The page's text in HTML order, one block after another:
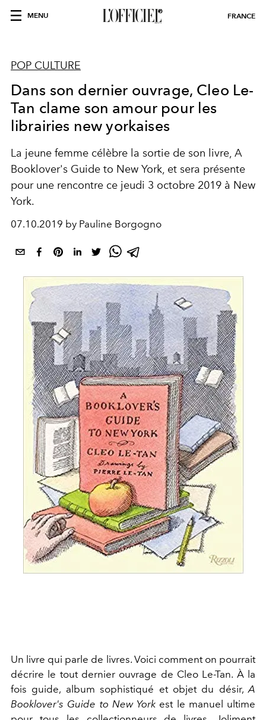
MENU FRANCE
POP CULTURE
Dans son dernier ouvrage, Cleo Le-
Tan clame son amour pour les
librairies new yorkaises
La jeune femme célèbre la sortie de son livre, A
Booklover's Guide to New York, et sera présente
pour une rencontre ce jeudi 3 octobre 2019 à New
York.
07.10.2019 by Pauline Borgogno
Un livre qui parle de livres. Voici comment on pourrait
décrire le tout dernier ouvrage de Cleo Le-Tan. À la
fois guide, album sophistiqué et objet du désir,A
Booklover's Guide to New York est le manuel ultime